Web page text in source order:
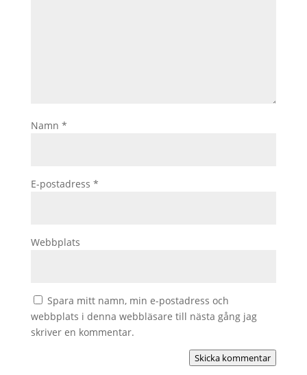
Namn *
E-postadress *
Webbplats
Spara mitt namn, min e-postadress och
webbplats i denna webbläsare till nästa gång jag
skriver en kommentar.
Skicka kommentar